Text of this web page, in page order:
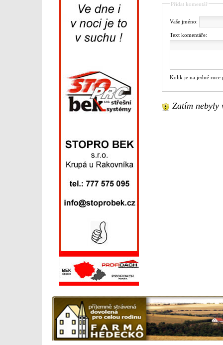
Přidat komentář
Vaše jméno:
Text komentáře:
Kolik je na jedné ruce
Zatím nebyly